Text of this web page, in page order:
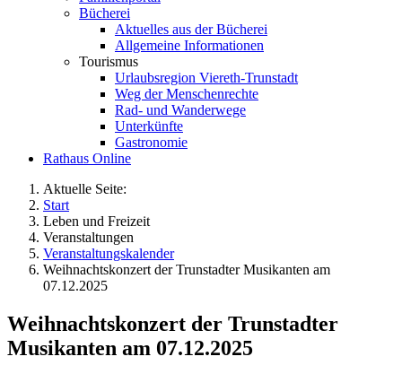
Bücherei
Aktuelles aus der Bücherei
Allgemeine Informationen
Tourismus
Urlaubsregion Viereth-Trunstadt
Weg der Menschenrechte
Rad- und Wanderwege
Unterkünfte
Gastronomie
Rathaus Online
Aktuelle Seite:
Start
Leben und Freizeit
Veranstaltungen
Veranstaltungskalender
Weihnachtskonzert der Trunstadter Musikanten am
07.12.2025
Weihnachtskonzert der Trunstadter
Musikanten am 07.12.2025